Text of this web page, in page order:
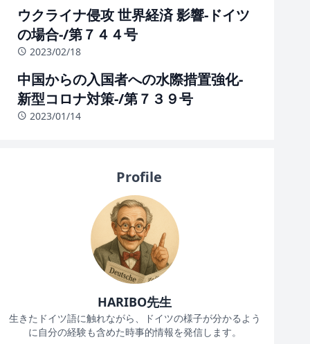
ウクライナ侵攻 世界経済 影響-ドイツ
の場合-/第７４４号
2023/02/18
中国からの入国者への水際措置強化-
新型コロナ対策-/第７３９号
2023/01/14
Profile
HARIBO先生
生きたドイツ語に触れながら、ドイツの様子が分かるよう
に自分の経験も含めた時事的情報を発信します。